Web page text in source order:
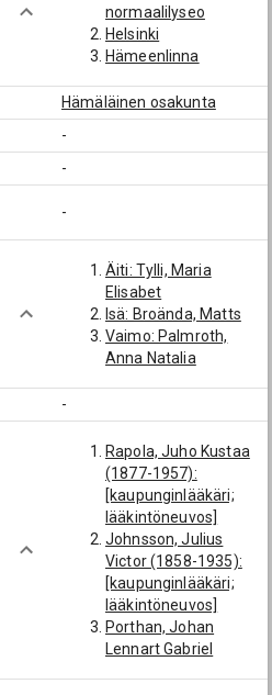
normaalilyseo
Helsinki
Hämeenlinna
Hämäläinen osakunta
-
-
-
Äiti: Tylli, Maria
Elisabet
Isä: Broända, Matts
Vaimo: Palmroth,
Anna Natalia
-
Rapola, Juho Kustaa
(1877-1957):
[kaupunginlääkäri;
lääkintöneuvos]
Johnsson, Julius
Victor (1858-1935):
[kaupunginlääkäri;
lääkintöneuvos]
Porthan, Johan
Lennart Gabriel